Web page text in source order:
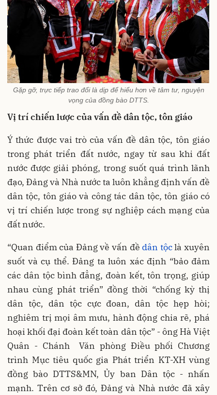
Gặp gỡ, trực tiếp trao đổi là dịp để hiểu hơn về tâm tư, nguyện
vọng của đồng bào DTTS.
Vị trí chiến lược của vấn đề dân tộc, tôn giáo
Ý thức được vai trò của vấn đề dân tộc, tôn giáo
trong phát triển đất nước, ngay từ sau khi đất
nước được giải phóng, trong suốt quá trình lãnh
đạo, Ðảng và Nhà nước ta luôn khẳng định vấn đề
dân tộc, tôn giáo và công tác dân tộc, tôn giáo có
vị trí chiến lược trong sự nghiệp cách mạng của
đất nước.
“Quan điểm của Ðảng về vấn đề dân tộclà xuyên
suốt và cụ thể. Ðảng ta luôn xác định “bảo đảm
các dân tộc bình đẳng, đoàn kết, tôn trọng, giúp
nhau cùng phát triển” đồng thời “chống kỳ thị
dân tộc, dân tộc cực đoan, dân tộc hẹp hòi;
nghiêm trị mọi âm mưu, hành động chia rẽ, phá
hoại khối đại đoàn kết toàn dân tộc” - ông Hà Việt
Quân - Chánh Văn phòng Điều phối Chương
trình Mục tiêu quốc gia Phát triển KT-XH vùng
đồng bào DTTS&MN, Ủy ban Dân tộc - nhấn
mạnh. Trên cơ sở đó, Ðảng và Nhà nước đã xây